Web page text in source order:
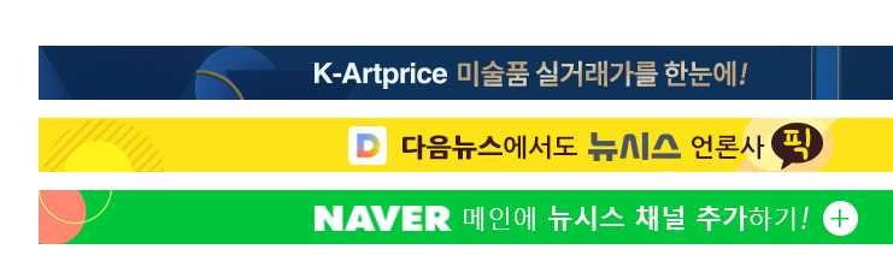
코 이적"
39분 전 >
수도권 40도 육박 '펄펄'…동해안 일부 지역엔 호의주의보
56분 전 >온열질환 사망자 3명 늘어…누적 환자 3000명 돌파
2시간 전 >강릉에 시간당 81.4㎜ 물폭탄…도로 잠기고 담벼락 붕괴
3시간 전 >백운산서 80년근 천종산삼 9뿌리 발견…감정가 1.3억원
4시간 전 > 선재도서 해루질 나섰다 실종 60대, 닷새 만에 숨진 채 발견
5시간 전 >
남자 농구, 나고야 아시안게임서 '홈팀' 일본과 한일전
2
3